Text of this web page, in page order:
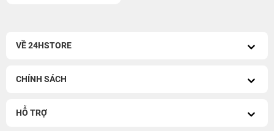
VỀ 24HSTORE
CHÍNH SÁCH
HỖ TRỢ